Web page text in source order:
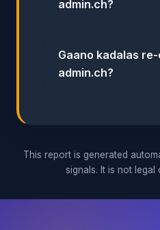
admin.ch?
Gaano kadalas
admin.ch?
This report is generated
signals. It is not